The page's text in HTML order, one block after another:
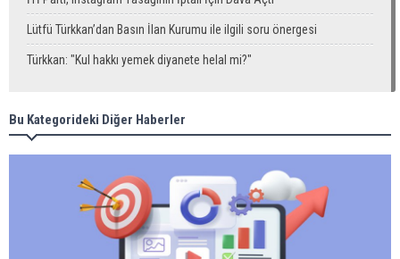
Lütfü Türkkan’dan Basın İlan Kurumu ile ilgili soru önergesi
Türkkan: "Kul hakkı yemek diyanete helal mi?"
Bu Kategorideki Diğer Haberler